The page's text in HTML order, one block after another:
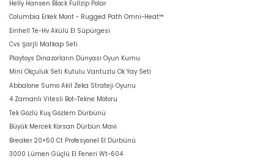
Helly Hansen Block Fullzip Polar
Columbia Erkek Mont - Rugged Path Omni-Heat™
Einhell Te-Hv Akülü El Süpürgesi
Cvs Şarjli Matkap Seti
Playtoys Dinazorların Dünyası Oyun Kumu
Mini Okçuluk Seti Kutulu Vantuzlu Ok Yay Seti
Abbalone Sumo Akil Zeka Strateji Oyunu
4 Zamanlı Vitesli Bot-Tekne Motoru
Tek Gözlü Kuş Gözlem Dürbünü
Büyük Mercek Korsan Dürbün Mavi
Breaker 20×50 Ct Profesyonel El Dürbünü
3000 Lümen Güçlü El Feneri Wt-604